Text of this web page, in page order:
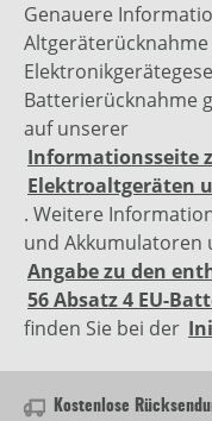
Genauere
Batterierücknahme
auf unserer
Informationsseite
Elektroaltgeräten
. Weitere
und Akkumulatoren
Angabe zu den
56 Absatz 4 EU-
finden Sie bei der
Kostenlose